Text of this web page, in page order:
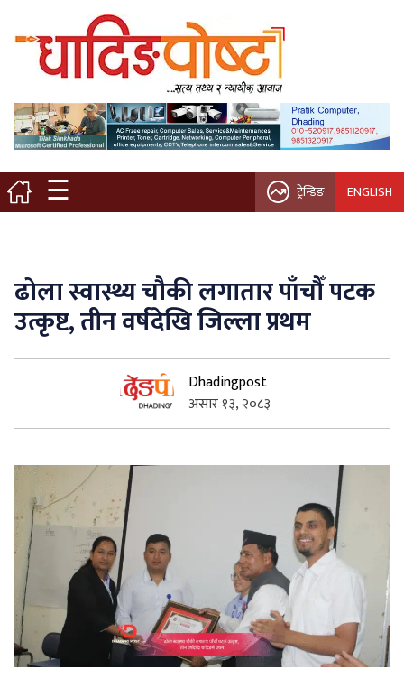
☰
मुख्य पृष्ठ
स्थानीय समाचार
विचार / ब्लग
नगर/गाउँ पालिका
कृषि/सहकारी
साहित्य / संस्कृति
सुचनाहरु
स्वास्थ्य
भिडियो
ट्रेन्डिङ ENGLISH
ढोला स्वास्थ्य चौकी लगातार पाँचौँ पटक
उत्कृष्ट, तीन वर्षदेखि जिल्ला प्रथम
Dhadingpost
असार १३, २०८३